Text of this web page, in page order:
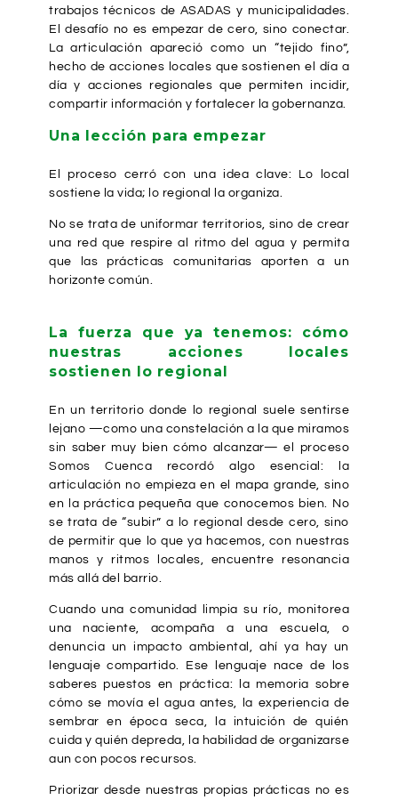
trabajos técnicos de ASADAS y municipalidades.
El desafío no es empezar de cero, sino conectar.
La articulación apareció como un “tejido fino”,
hecho de acciones locales que sostienen el día a
día y acciones regionales que permiten incidir,
compartir información y fortalecer la gobernanza.
Una lección para empezar
El proceso cerró con una idea clave: Lo local
sostiene la vida; lo regional la organiza.
No se trata de uniformar territorios, sino de crear
una red que respire al ritmo del agua y permita
que las prácticas comunitarias aporten a un
horizonte común.
La fuerza que ya tenemos: cómo
nuestras acciones locales
sostienen lo regional
En un territorio donde lo regional suele sentirse
lejano —como una constelación a la que miramos
sin saber muy bien cómo alcanzar— el proceso
Somos Cuenca recordó algo esencial: la
articulación no empieza en el mapa grande, sino
en la práctica pequeña que conocemos bien. No
se trata de “subir” a lo regional desde cero, sino
de permitir que lo que ya hacemos, con nuestras
manos y ritmos locales, encuentre resonancia
más allá del barrio.
Cuando una comunidad limpia su río, monitorea
una naciente, acompaña a una escuela, o
denuncia un impacto ambiental, ahí ya hay un
lenguaje compartido. Ese lenguaje nace de los
saberes puestos en práctica: la memoria sobre
cómo se movía el agua antes, la experiencia de
sembrar en época seca, la intuición de quién
cuida y quién depreda, la habilidad de organizarse
aun con pocos recursos.
Priorizar desde nuestras propias prácticas no es